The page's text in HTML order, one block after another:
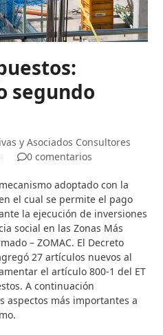
segundo
y Asociados Consultores
0 comentarios
adoptado con la
el cual se permite el pago
la ejecución de inversiones
social en las Zonas Más
– ZOMAC. El Decreto
27 artículos nuevos al
el artículo 800-1 del ET
A continuación
aspectos más importantes a